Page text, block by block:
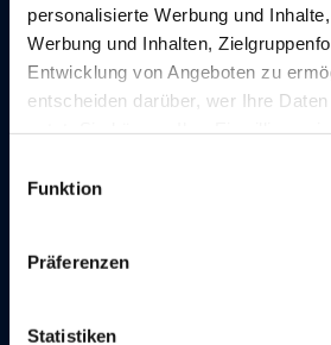
personalisierte Werbung und
Werbung und Inhalten,
Entwicklung von Angeboten zu
entscheiden darüber, wer Ihre
Trigger Symbol ändern oder
Informationen über Ihre
können
Funktion
Präferenzen
Statistiken
Transportlösungen in
Spezialanbieter für